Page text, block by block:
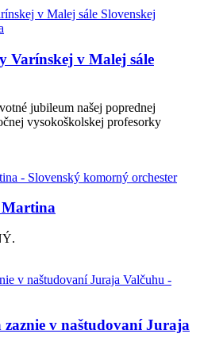
Varínskej v Malej sále
jubileum našej poprednej
vysokoškolskej profesorky
Martina
v naštudovaní Juraja